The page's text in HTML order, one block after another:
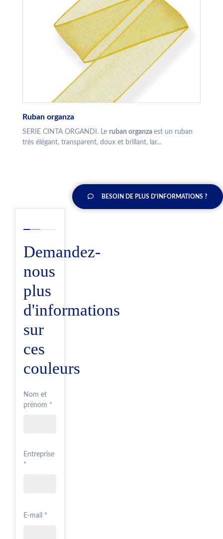
Ruban organza
SERIE CINTA ORGANDI. Le ruban organza est un ruban
très élégant, transparent, doux et brillant, lar...
BESOIN DE PLUS D'INFORMATIONS ?
Demandez-
nous
plus
d'informations
sur
ces
couleurs
Nom et
prénom *
Entreprise
*
E-mail *